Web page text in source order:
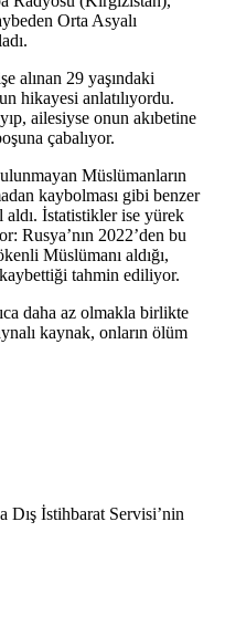
Orta Asyalı
alınan 29 yaşındaki
hikayesi anlatılıyordu.
ailesiyse onun akıbetine
çabalıyor.
Müslümanların
kaybolması gibi benzer
aldı. İstatistikler ise yürek
Rusya’nın 2022’den bu
Müslümanı aldığı,
tahmin ediliyor.
daha az olmakla birlikte
kaynak, onların ölüm
Dış İstihbarat Servisi’nin